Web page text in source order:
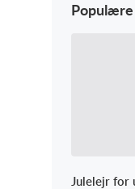
Julelejr for